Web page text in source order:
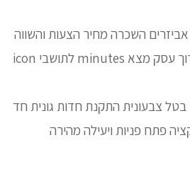
השכרה מחיר הצעות והשווה
לטווח קבל עכשיו זמין ארוך עסק מצא minutes לתושבי icon
בטל צבעונית התקנת חדות גונית חד
פתח פניות ויעילה מהירה